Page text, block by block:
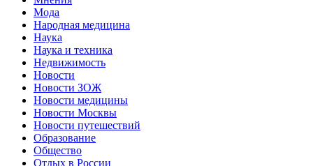
Мода
Народная медицина
Наука
Наука и техника
Недвижимость
Новости
Новости ЗОЖ
Новости медицины
Новости Москвы
Новости путешествий
Образование
Общество
Отдых в России